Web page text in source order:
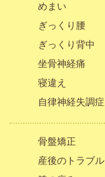
めまい
ぎっくり腰
ぎっくり背中
坐骨神経痛
寝違え
自律神経失調症
骨盤矯正
産後のトラブル